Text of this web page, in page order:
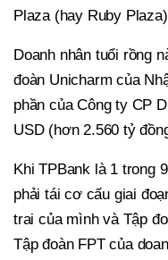
Plaza (hay Ruby
Doanh nhân tuổi rồng
đoàn Unicharm của
phần của Công ty CP
USD (hơn 2.560 tỷ
Khi TPBank là 1 trong
phải tái cơ cấu giai
trai của mình và Tập
Tập đoàn FPT của